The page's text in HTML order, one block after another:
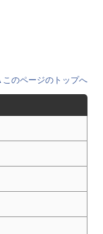
のページのトップへ